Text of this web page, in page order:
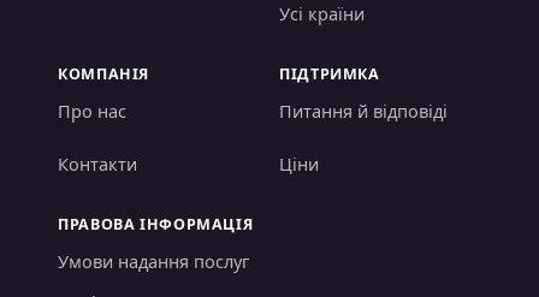
Усі країни
КОМПАНІЯ
Про нас
Контакти
ПІДТРИМКА
Питання й відповіді
Ціни
ПРАВОВА ІНФОРМАЦІЯ
Умови надання послуг